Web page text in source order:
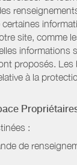
site, comme
informations
proposés.
à la
:
de